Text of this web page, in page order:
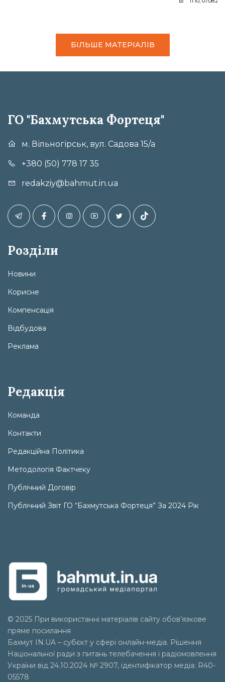
БІЛЬШЕ МАТЕРІАЛІВ
ГО "Бахмутська Фортеця"
м. Вільногірськ, вул. Садова 15/а
+380 (50) 778 17 35
redakziy@bahmut.in.ua
Розділи
Новини
Корисне
Компенсація
Відбудова
Реклама
Редакція
Команда
Контакти
Редакційна Політика
Методологія Фактчеку
Публічний Договір
Публічний Звіт ГО “Бахмутська Фортеця” За 2024 Рік
© 2025 При використанні матеріалів сайту обов’язкове
пряме посилання
Бахмут IN.UA – субєкт у сфері онлайн-медіа. Рішення
Національної ради з питань телебачення і радіомовлення
України від 24.10.2024 № 2907, ідентифікатор медіа: R40-
05578